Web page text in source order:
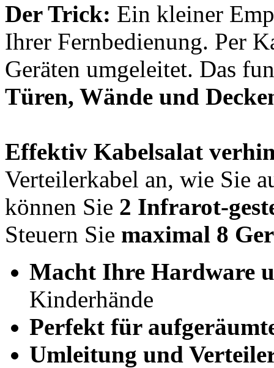
Der Trick: Ein kleiner
Ihrer Fernbedienung. Per
Geräten umgeleitet. Das
Türen, Wände und
Effektiv Kabelsalat
Verteilerkabel an, wie Sie
können Sie 2 Infrarot-
Steuern Sie maximal 8
Macht Ihre Hardware
Kinderhände
Perfekt für
Umleitung und